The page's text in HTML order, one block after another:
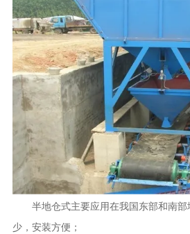
半地仓式主要应用在我国东部和南部
少，安装方便；